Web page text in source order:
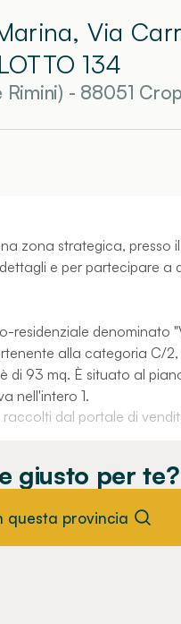
Via
134
- 88051
zona strategica, presso
e per partecipare a
residenziale denominato
alla categoria C/
93 mq. È situato al
nell'intero 1.
dal portale di
giusto per te?
questa provincia